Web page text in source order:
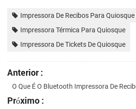
Impressora De Recibos Para
Impressora Térmica Para Quiosque
Impressora De Tickets De Quiosque
Anterior :
O Que É O Bluetooth Impressora De
Próximo :